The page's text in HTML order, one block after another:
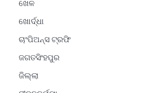
ଖେଳ
ଖୋର୍ଦ୍ଧା
ଚାଂପିଅନ୍ସ ଟ୍ରଫି
ଜଗତସିଂହପୁର
ଜିଲ୍ଲା